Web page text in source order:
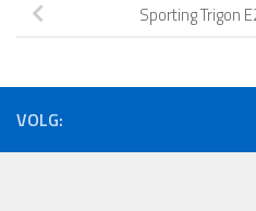
Sporting Trigon
VOLG: